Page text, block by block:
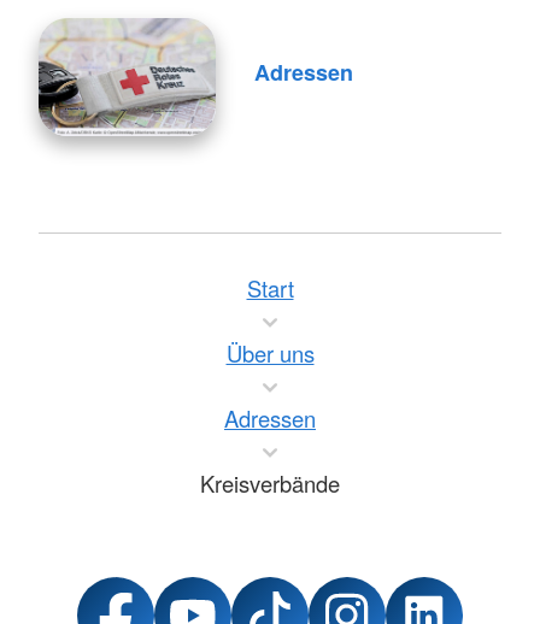
Adressen
Start
Über uns
Adressen
Kreisverbände